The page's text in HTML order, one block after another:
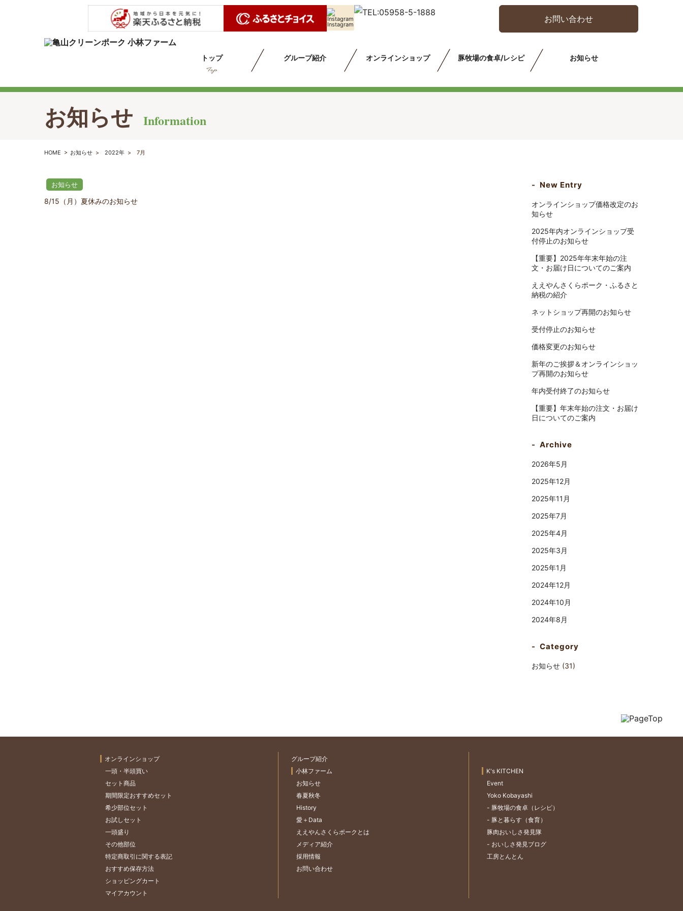
Instagram
お問い合わせ
トップ グループ紹介 オンラインショップ 豚牧場の食卓/レシピ お知らせ
お知らせ Information
HOME > お知らせ > 2022年 > 7月
お知らせ
8/15（月）夏休みのお知らせ
New Entry
オンラインショップ価格改定のお
知らせ
2025年内オンラインショップ受
付停止のお知らせ
【重要】2025年年末年始の注
文・お届け日についてのご案内
ええやんさくらポーク・ふるさと
納税の紹介
ネットショップ再開のお知らせ
受付停止のお知らせ
価格変更のお知らせ
新年のご挨拶＆オンラインショッ
プ再開のお知らせ
年内受付終了のお知らせ
【重要】年末年始の注文・お届け
日についてのご案内
Archive
2026年5月
2025年12月
2025年11月
2025年7月
2025年4月
2025年3月
2025年1月
2024年12月
2024年10月
2024年8月
Category
お知らせ (31)
オンラインショップ
一頭・半頭買い
セット商品
期間限定おすすめセット
希少部位セット
お試しセット
一頭盛り
その他部位
特定商取引に関する表記
おすすめ保存方法
ショッピングカート
マイアカウント
グループ紹介
小林ファーム
お知らせ
春夏秋冬
History
愛＋Data
ええやんさくらポークとは
メディア紹介
採用情報
お問い合わせ
K's KITCHEN
Event
Yoko Kobayashi
- 豚牧場の食卓（レシピ）
- 豚と暮らす（食育）
豚肉おいしさ発見隊
- おいしさ発見ブログ
工房とんとん